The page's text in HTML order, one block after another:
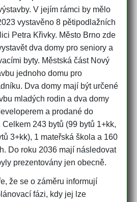
V jejím rámci by mělo
vystavěno 8 pětipodlažních
Petra Křivky. Město Brno zde
dva domy pro seniory a
byty. Městská část Nový
jednoho domu pro
Dva domy mají být určené
mladých rodin a dva domy
a prodané do
243 bytů (99 bytů 1+kk,
3+kk), 1 mateřská škola a 160
Do roku 2036 mají následovat
prezentovány jen obecně.
že se o záměru informují
fázi, kdy jej lze